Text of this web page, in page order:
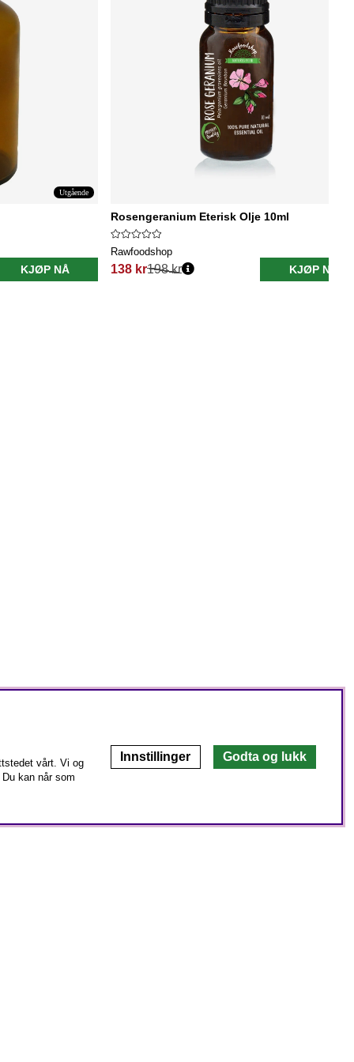
Utgående
KJØP NÅ
Rosengeranium Eterisk Olje 10ml
Rawfoodshop
138 kr
Vanlig pris:
198 kr KJØP NÅ
vårt. Vi og
Du kan når som
Innstillinger Godta og lukk